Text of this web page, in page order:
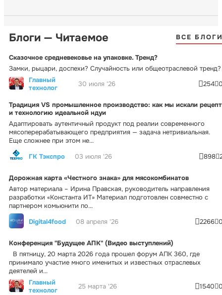
Блоги — Читаемое ВСЕ
Сказочное средневековье на упаковке. Тренд?
Замки, рыцари, доспехи? Случайность или общеотраслевой тренд?
Главный
технолог
30 июля '26 254
Традиция VS промышленное производство: как мы искали рецепт
и технологию идеальной ндуи
Адаптировать аутентичный продукт под реалии современного
мясоперерабатывающего предприятия — задача нетривиальная.
Еще сложнее при этом не...
ГК Тэкспро
03 июля '26 898
Дорожная карта «Честного знака» для мясокомбинатов
Автор материала – Ирина Правская, руководитель направления
разработки «Константа ИТ» Материал подготовлен совместно с
партнером комьюнити по...
Digital4food
08 апреля '26 2266
Конференция "Будущее АПК" (Видео выступлений)
В пятницу, 20 марта 2026 года прошел форум АПК 360, где
принимало участие много именитых и известных отраслевых
деятелей и...
Главный
технолог
25 марта '26 1540